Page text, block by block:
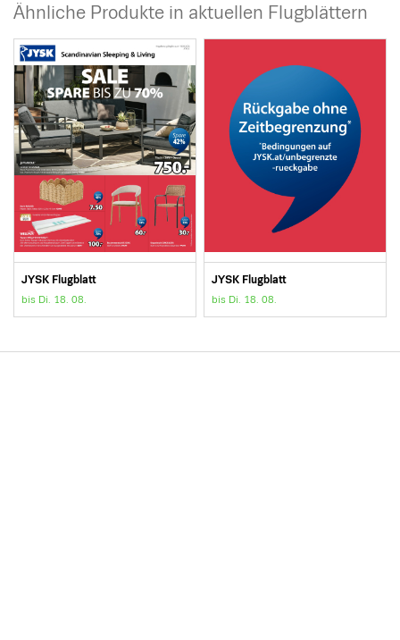
Ähnliche Produkte in aktuellen Flugblättern
JYSK Flugblatt
bis Di. 18. 08.
JYSK Flugblatt
bis Di. 18. 08.